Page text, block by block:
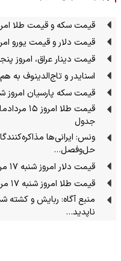
قیمت سکه و قیمت طلا امروز جمعه ۱۶
قیمت دلار و قیمت یورو امروز جمعه ۱۶
قیمت دینار عراق، امروز پنجشنبه ۱۵
اسنایدر و تاج‌الدینوف به
قیمت سکه پارسیان امروز شنبه ۱۷ مرداد ۱۴۰۵ / سکه ۱۰۰
جدول
ونس: ایرانی‌ها
حل‌وفصل…
قیمت دلار امروز شنبه ۱۷ مرداد ۱۴۰۵ / دلار در بازار آزاد چند شد؟
قیمت طلا امروز شنبه ۱۷ مرداد ۱۴۰۵ / طلای ۱۸ عیار گران شد
منبع آگاه: ربایش و
ناپدید…